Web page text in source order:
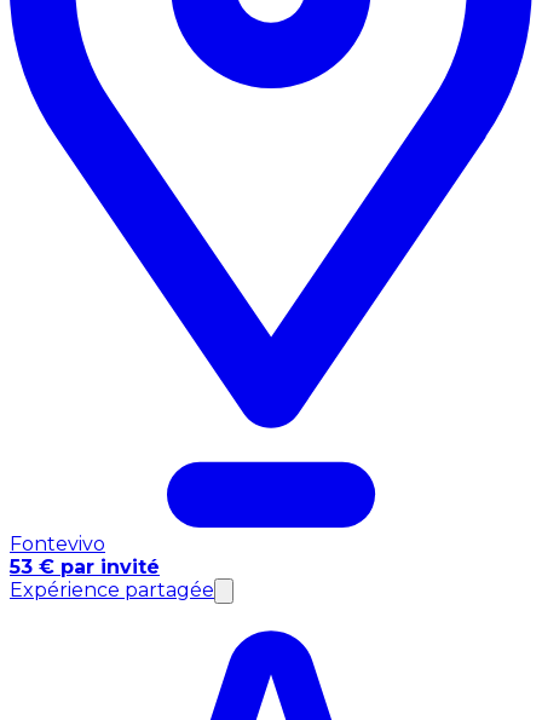
Fontevivo
53 € par invité
Expérience partagée